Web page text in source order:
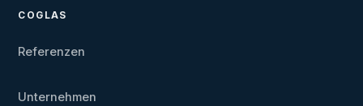
COGLAS
Referenzen
Unternehmen